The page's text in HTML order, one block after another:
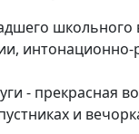
школьного
- прекрасная
и